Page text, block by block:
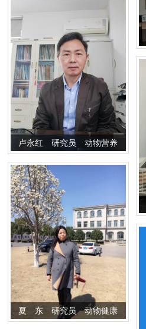
卢永红 研究员 动物营养
与饲料研究及开发
夏 东 研究员 动物健康